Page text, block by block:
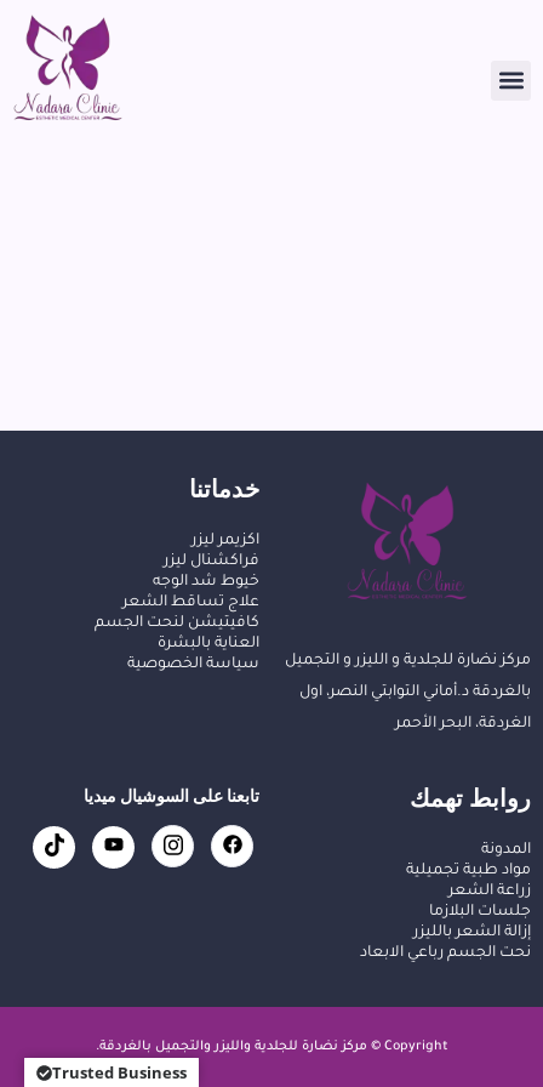
Trusted Business
مركز نضارة للجلدية و الليزر و التجميل
بالغردقة د.أماني التوابتي النصر، اول
الغردقة، البحر الأحمر
خدماتنا
اكزيمر ليزر
فراكشنال ليزر
خيوط شد الوجه
علاج تساقط الشعر
كافيتيشن لنحت الجسم
العناية بالبشرة
سياسة الخصوصية
روابط تهمك
المدونة
مواد طبية تجميلية
زراعة الشعر
جلسات البلازما
إزالة الشعر بالليزر
نحت الجسم رباعي الابعاد
تابعنا على السوشيال ميديا
Copyright © مركز نضارة للجلدية والليزر والتجميل بالغردقة.